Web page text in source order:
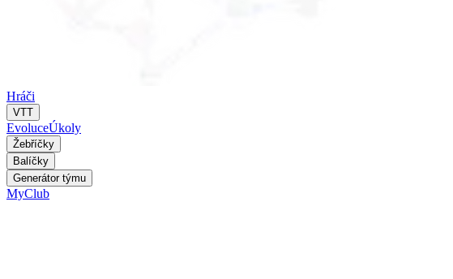
Hráči
VTT
EvoluceÚkoly
Žebříčky
Balíčky
Generátor týmu
MyClub